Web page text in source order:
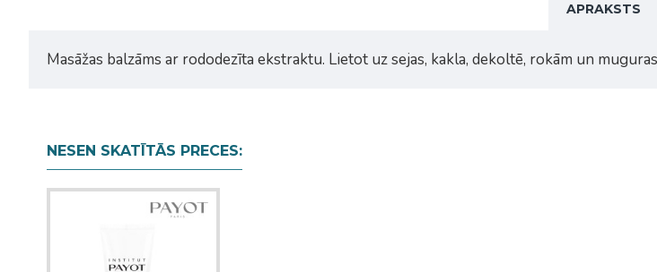
APRAKSTS
Masāžas balzāms ar rododezīta ekstraktu. Lietot uz sejas, kakla, dekoltē, rokām un
NESEN SKATĪTĀS PRECES: